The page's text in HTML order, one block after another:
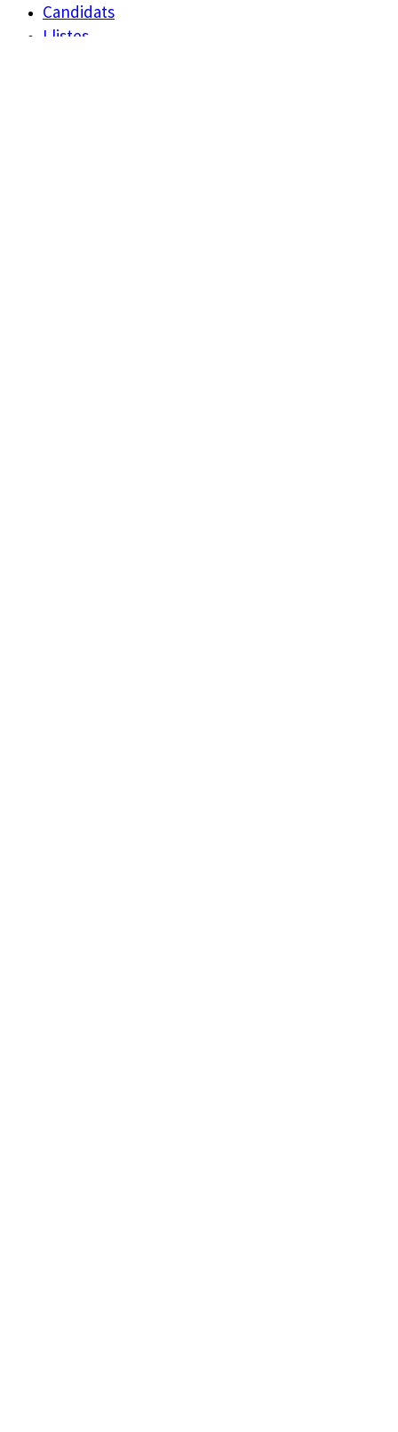
Candidats
Llistes